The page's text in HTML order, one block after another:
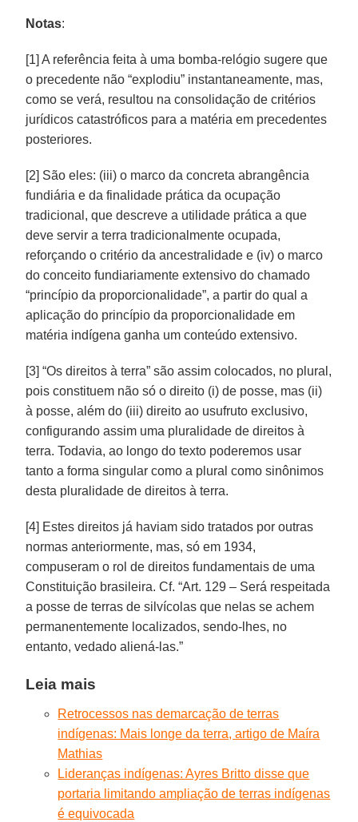
Notas:
[1] A referência feita à uma bomba-relógio sugere que
o precedente não “explodiu” instantaneamente, mas,
como se verá, resultou na consolidação de critérios
jurídicos catastróficos para a matéria em precedentes
posteriores.
[2] São eles: (iii) o marco da concreta abrangência
fundiária e da finalidade prática da ocupação
tradicional, que descreve a utilidade prática a que
deve servir a terra tradicionalmente ocupada,
reforçando o critério da ancestralidade e (iv) o marco
do conceito fundiariamente extensivo do chamado
“princípio da proporcionalidade”, a partir do qual a
aplicação do princípio da proporcionalidade em
matéria indígena ganha um conteúdo extensivo.
[3] “Os direitos à terra” são assim colocados, no plural,
pois constituem não só o direito (i) de posse, mas (ii)
à posse, além do (iii) direito ao usufruto exclusivo,
configurando assim uma pluralidade de direitos à
terra. Todavia, ao longo do texto poderemos usar
tanto a forma singular como a plural como sinônimos
desta pluralidade de direitos à terra.
[4] Estes direitos já haviam sido tratados por outras
normas anteriormente, mas, só em 1934,
compuseram o rol de direitos fundamentais de uma
Constituição brasileira. Cf. “Art. 129 – Será respeitada
a posse de terras de silvícolas que nelas se achem
permanentemente localizados, sendo-lhes, no
entanto, vedado aliená-las.”
Leia mais
Retrocessos nas demarcação de terras
indígenas: Mais longe da terra, artigo de Maíra
Mathias
Lideranças indígenas: Ayres Britto disse que
portaria limitando ampliação de terras indígenas
é equivocada